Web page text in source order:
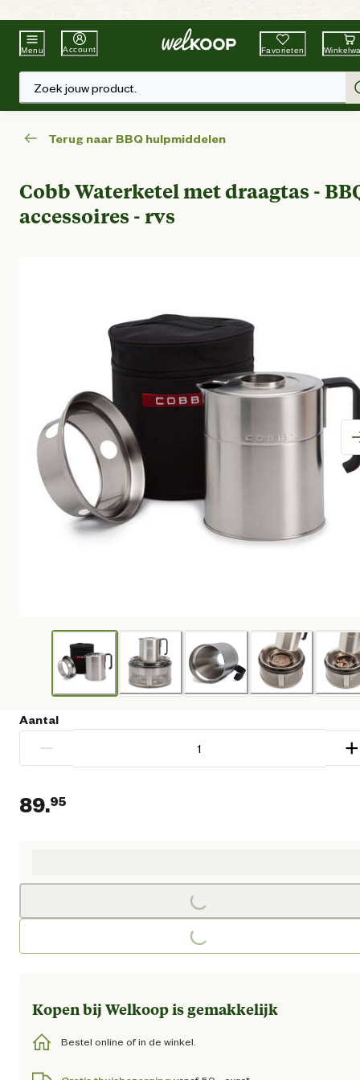
Beste WinkelketenTuin & Dier
Menu Account Favorieten
Zoek jouw product.
Terug naar BBQ hulpmiddelen
Cobb Waterketel met draagtas -
accessoires - rvs
Aantal
− +
89.95
Loading...
Loading...
Kopen bij Welkoop is gemakkelijk
Bestel online of in de winkel.